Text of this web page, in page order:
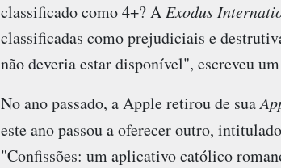
classificado como 4+? A Exodus
classificadas como prejudiciais e
não deveria estar disponível", escreveu
No ano passado, a Apple retirou de sua
este ano passou a oferecer outro, intitulado
"Confissões: um aplicativo católico